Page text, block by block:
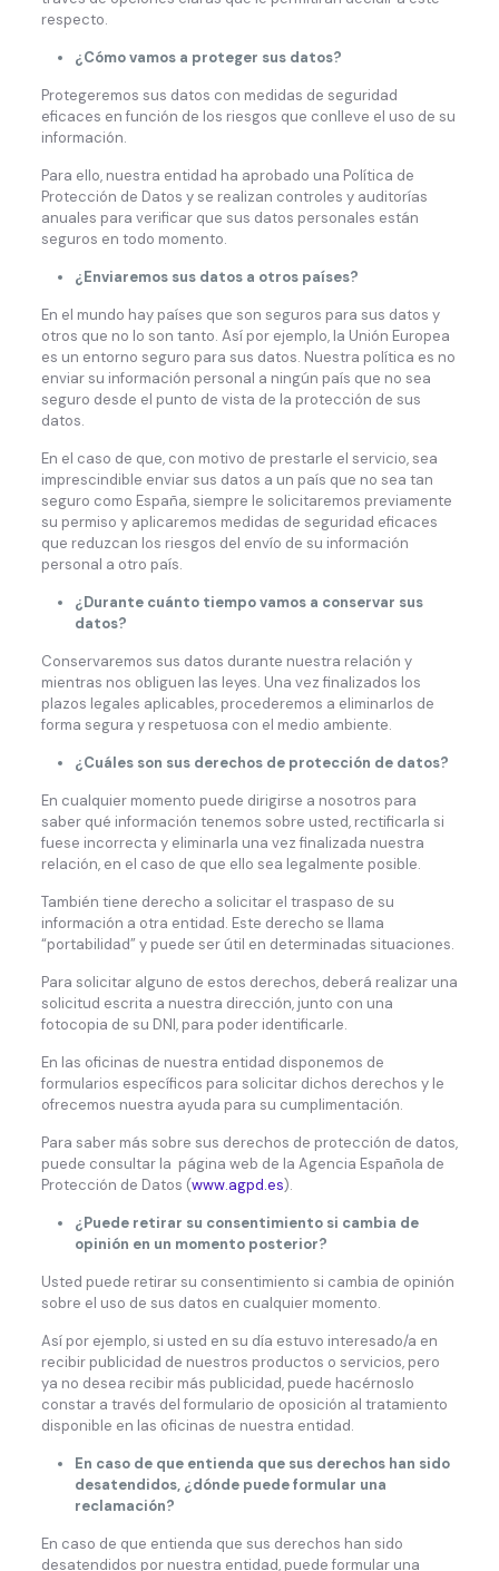
respecto.
¿Cómo vamos a proteger sus datos?
Protegeremos sus datos con medidas de seguridad
eficaces en función de los riesgos que conlleve el uso de su
información.
Para ello, nuestra entidad ha aprobado una Política de
Protección de Datos y se realizan controles y auditorías
anuales para verificar que sus datos personales están
seguros en todo momento.
¿Enviaremos sus datos a otros países?
En el mundo hay países que son seguros para sus datos y
otros que no lo son tanto. Así por ejemplo, la Unión Europea
es un entorno seguro para sus datos. Nuestra política es no
enviar su información personal a ningún país que no sea
seguro desde el punto de vista de la protección de sus
datos.
En el caso de que, con motivo de prestarle el servicio, sea
imprescindible enviar sus datos a un país que no sea tan
seguro como España, siempre le solicitaremos previamente
su permiso y aplicaremos medidas de seguridad eficaces
que reduzcan los riesgos del envío de su información
personal a otro país.
¿Durante cuánto tiempo vamos a conservar sus
datos?
Conservaremos sus datos durante nuestra relación y
mientras nos obliguen las leyes. Una vez finalizados los
plazos legales aplicables, procederemos a eliminarlos de
forma segura y respetuosa con el medio ambiente.
¿Cuáles son sus derechos de protección de datos?
En cualquier momento puede dirigirse a nosotros para
saber qué información tenemos sobre usted, rectificarla si
fuese incorrecta y eliminarla una vez finalizada nuestra
relación, en el caso de que ello sea legalmente posible.
También tiene derecho a solicitar el traspaso de su
información a otra entidad. Este derecho se llama
“portabilidad” y puede ser útil en determinadas situaciones.
Para solicitar alguno de estos derechos, deberá realizar una
solicitud escrita a nuestra dirección, junto con una
fotocopia de su DNI, para poder identificarle.
En las oficinas de nuestra entidad disponemos de
formularios específicos para solicitar dichos derechos y le
ofrecemos nuestra ayuda para su cumplimentación.
Para saber más sobre sus derechos de protección de datos,
puede consultar la página web de la Agencia Española de
Protección de Datos (www.agpd.es).
¿Puede retirar su consentimiento si cambia de
opinión en un momento posterior?
Usted puede retirar su consentimiento si cambia de opinión
sobre el uso de sus datos en cualquier momento.
Así por ejemplo, si usted en su día estuvo interesado/a en
recibir publicidad de nuestros productos o servicios, pero
ya no desea recibir más publicidad, puede hacérnoslo
constar a través del formulario de oposición al tratamiento
disponible en las oficinas de nuestra entidad.
En caso de que entienda que sus derechos han sido
desatendidos, ¿dónde puede formular una
reclamación?
En caso de que entienda que sus derechos han sido
desatendidos por nuestra entidad, puede formular una